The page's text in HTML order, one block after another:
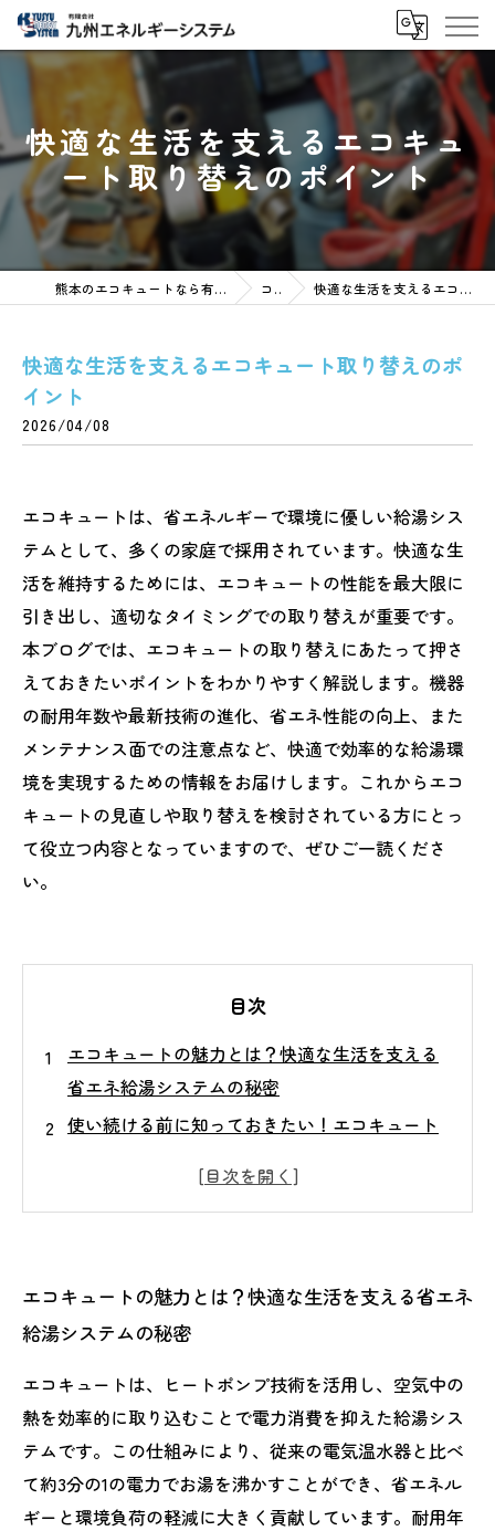
快適な生活を支えるエコキュ
ート取り替えのポイント
熊本のエコキュートなら有限会社九州エネルギーシステム コラム 快適な生活を支えるエコキュート取り替えのポイント
快適な生活を支えるエコキュート取り替えのポ
イント
2026/04/08
エコキュートは、省エネルギーで環境に優しい給湯シス
テムとして、多くの家庭で採用されています。快適な生
活を維持するためには、エコキュートの性能を最大限に
引き出し、適切なタイミングでの取り替えが重要です。
本ブログでは、エコキュートの取り替えにあたって押さ
えておきたいポイントをわかりやすく解説します。機器
の耐用年数や最新技術の進化、省エネ性能の向上、また
メンテナンス面での注意点など、快適で効率的な給湯環
境を実現するための情報をお届けします。これからエコ
キュートの見直しや取り替えを検討されている方にとっ
て役立つ内容となっていますので、ぜひご一読くださ
い。
目次
エコキュートの魅力とは？快適な生活を支える
省エネ給湯システムの秘密
使い続ける前に知っておきたい！エコキュート
最新技術で進化するエコキュートとは？省エネ
ス方法で長持ちを実現
エコキュート取り替えで快適生活へ！効率的で
エコキュートの選び方ガイド：失敗しない製品
選択のコツ
エコキュートのトラブル対策と日常の簡単メン
テナンス術
エコキュートの魅力とは？快適な生活を支える省エネ
給湯システムの秘密
エコキュートは、ヒートポンプ技術を活用し、空気中の
熱を効率的に取り込むことで電力消費を抑えた給湯シス
テムです。この仕組みにより、従来の電気温水器と比べ
て約3分の1の電力でお湯を沸かすことができ、省エネル
ギーと環境負荷の軽減に大きく貢献しています。耐用年